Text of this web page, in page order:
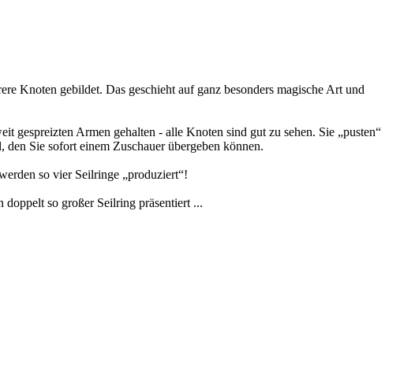
Knoten gebildet. Das geschieht auf ganz besonders magische Art und
gespreizten Armen gehalten - alle Knoten sind gut zu sehen. Sie „pusten“
Sie sofort einem Zuschauer übergeben können.
so vier Seilringe „produziert“!
so großer Seilring präsentiert ...